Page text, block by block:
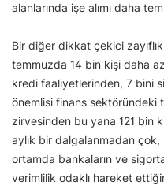
alanlarında işe alımı daha
Bir diğer dikkat çekici
temmuzda 14 bin kişi daha
kredi faaliyetlerinden, 7 bini
önemlisi finans sektöründeki
zirvesinden bu yana 121 bin
aylık bir dalgalanmadan çok,
ortamda bankaların ve
verimlilik odaklı hareket